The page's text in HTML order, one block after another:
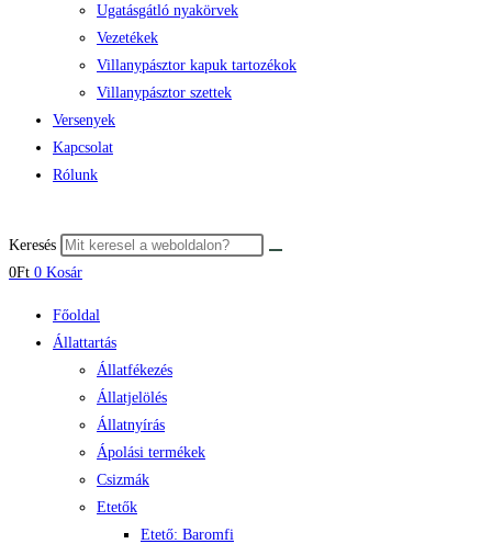
Ugatásgátló nyakörvek
Vezetékek
Villanypásztor kapuk tartozékok
Villanypásztor szettek
Versenyek
Kapcsolat
Rólunk
Keresés
0Ft 0 Kosár
Főoldal
Állattartás
Állatfékezés
Állatjelölés
Állatnyírás
Ápolási termékek
Csizmák
Etetők
Etető: Baromfi